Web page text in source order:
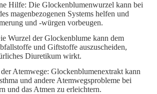
Hilfe: Die Glockenblumenwurzel kann bei
magenbezogenen Systems helfen und
und -würgen vorbeugen.
Wurzel der Glockenblume kann dem
und Giftstoffe auszuscheiden,
Diuretikum wirkt.
Atemwege: Glockenblumenextrakt kann
und andere Atemwegsprobleme bei
und das Atmen zu erleichtern.